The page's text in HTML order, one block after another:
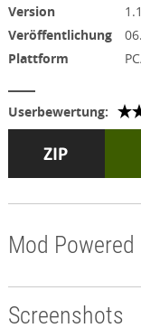
Version
Veröffentlichung
Plattform
Userbewertung:
Mod Powered
Screenshots